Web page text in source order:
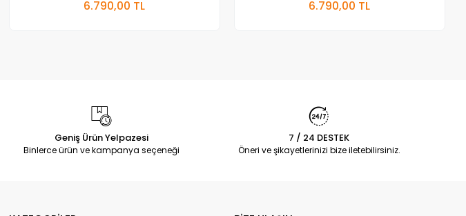
6.790,00 TL 6.790,00 TL
Geniş Ürün Yelpazesi
Binlerce ürün ve kampanya seçeneği
7 / 24 DESTEK
Öneri ve şikayetlerinizi bize iletebilirsiniz.